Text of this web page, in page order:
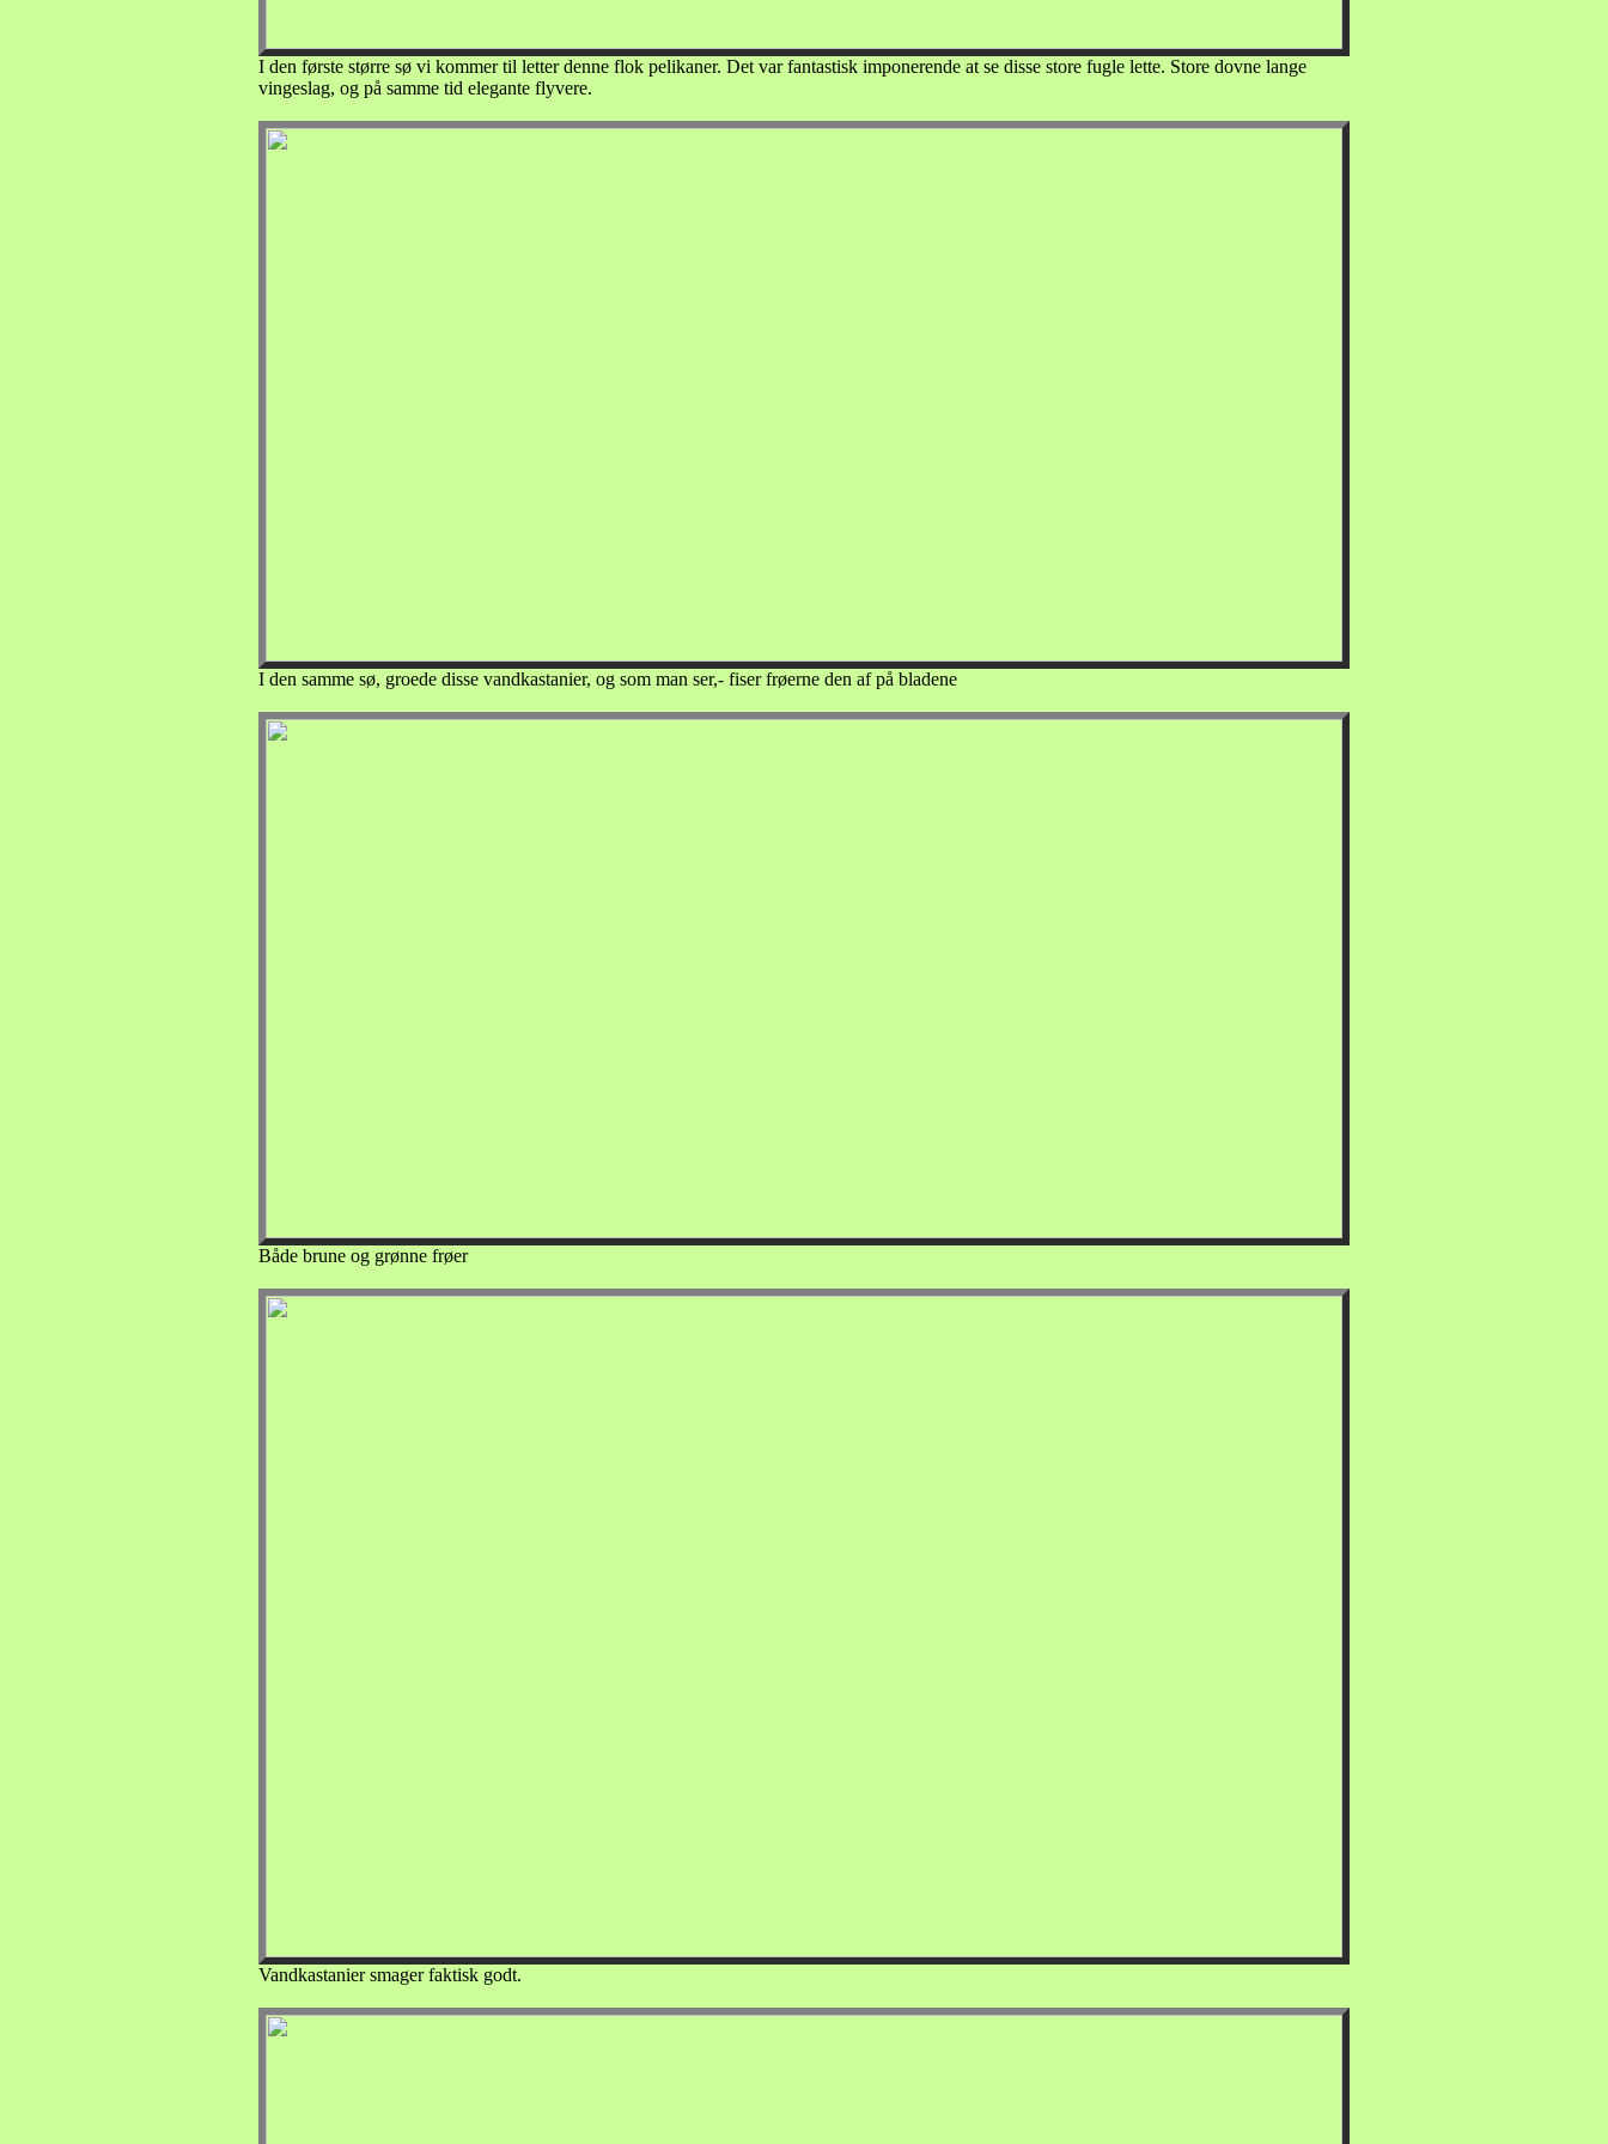
I den første større sø vi kommer til letter denne flok pelikaner. Det var fantastisk imponerende at se disse store fugle lette. Store dovne lange
vingeslag, og på samme tid elegante flyvere.
I den samme sø, groede disse vandkastanier, og som man ser,- fiser frøerne den af på bladene
Både brune og grønne frøer
Vandkastanier smager faktisk godt.